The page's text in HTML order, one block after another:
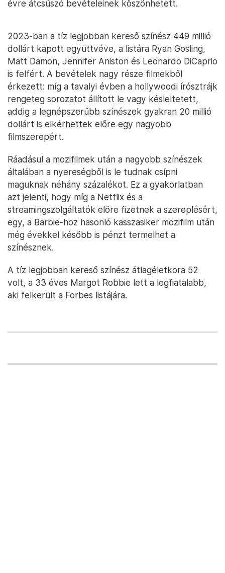
évre átcsúszó bevételeinek köszönhetett.
2023-ban a tíz legjobban kereső színész 449 millió
dollárt kapott együttvéve, a listára Ryan Gosling,
Matt Damon, Jennifer Aniston és Leonardo DiCaprio
is felfért. A bevételek nagy része filmekből
érkezett: míg a tavalyi évben a hollywoodi írósztrájk
rengeteg sorozatot állított le vagy késleltetett,
addig a legnépszerűbb színészek gyakran 20 millió
dollárt is elkérhettek előre egy nagyobb
filmszerepért.
Ráadásul a mozifilmek után a nagyobb színészek
általában a nyereségből is le tudnak csípni
maguknak néhány százalékot. Ez a gyakorlatban
azt jelenti, hogy míg a Netflix és a
streamingszolgáltatók előre fizetnek a szereplésért,
egy, a Barbie-hoz hasonló kasszasiker mozifilm után
még évekkel később is pénzt termelhet a
színésznek.
A tíz legjobban kereső színész átlagéletkora 52
volt, a 33 éves Margot Robbie lett a legfiatalabb,
aki felkerült a Forbes listájára.